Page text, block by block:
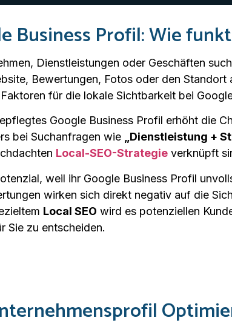
Business Profil: Wie
Dienstleistungen oder Geschäften
Bewertungen, Fotos oder den
für die lokale Sichtbarkeit bei
Google Business Profil erhöht die
bei Suchanfragen wie
„Dienstleistung +
Local-SEO-Strategie verknüpft
weil ihr Google Business Profil
wirken sich direkt negativ auf die
Local SEO wird es potenziellen
Sie zu entscheiden.